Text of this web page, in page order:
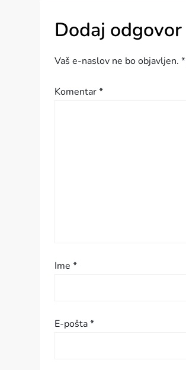
g
a
c
i
Dodaj odgovor
Vaš e-naslov ne bo objavljen. *
Komentar*
Ime*
E-pošta*